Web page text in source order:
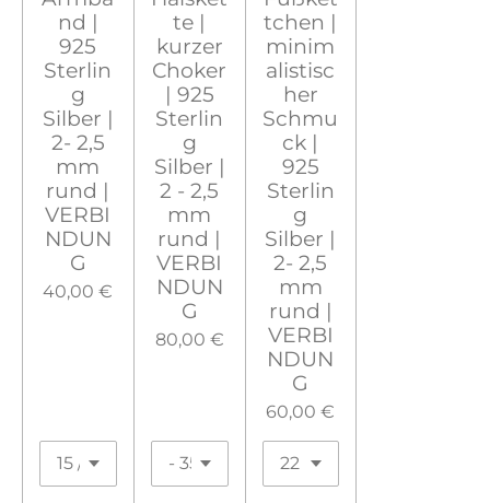
nd |
925
Sterlin
g
Silber |
2- 2,5
mm
rund |
VERBI
NDUN
G
40,00 €
te |
kurzer
Choker
| 925
Sterlin
g
Silber |
2 - 2,5
mm
rund |
VERBI
NDUN
G
80,00 €
tchen |
minim
alistisc
her
Schmu
ck |
925
Sterlin
g
Silber |
2- 2,5
mm
rund |
VERBI
NDUN
G
60,00 €